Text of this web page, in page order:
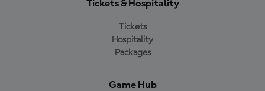
Tickets & Hospitality
Tickets
Hospitality
Packages
Game Hub